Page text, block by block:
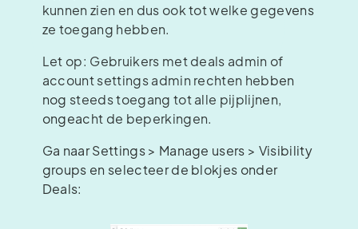
kunnen zien en dus ook tot welke gegevens
ze toegang hebben.
Let op: Gebruikers met deals admin of
account settings admin rechten hebben
nog steeds toegang tot alle pijplijnen,
ongeacht de beperkingen.
Ga naar Settings > Manage users > Visibility
groups en selecteer de blokjes onder
Deals: